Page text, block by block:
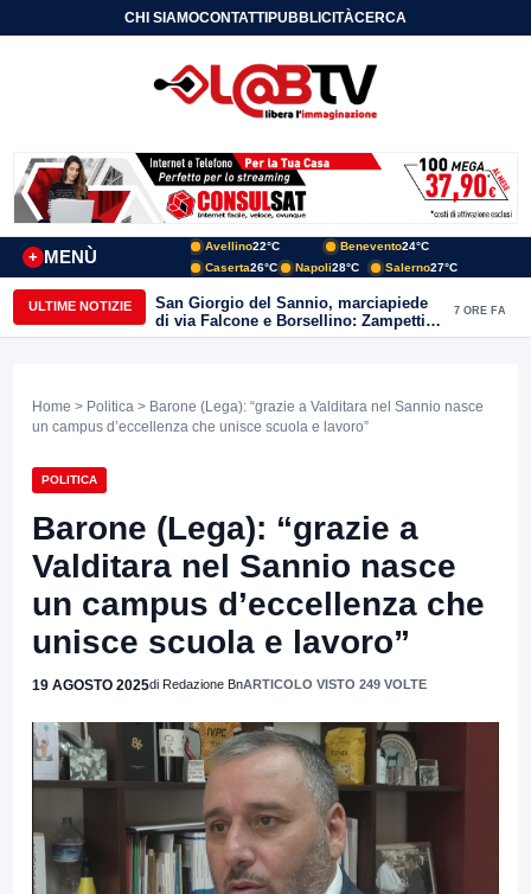
CHI SIAMOCONTATTIPUBBLICITÀCERCA
MENÙ
+
Avellino22°C Benevento24°C
Caserta26°C Napoli28°C Salerno27°C
ULTIME NOTIZIE
San Giorgio del Sannio, marciapiede
di via Falcone e Borsellino: Zampetti e
Lombardi replicano alle polemiche
7 ORE FA
Home > Politica > Barone (Lega): “grazie a Valditara nel Sannio nasce
un campus d’eccellenza che unisce scuola e lavoro”
POLITICA
Barone (Lega): “grazie a
Valditara nel Sannio nasce
un campus d’eccellenza che
unisce scuola e lavoro”
19 AGOSTO 2025di Redazione BnARTICOLO VISTO 249 VOLTE